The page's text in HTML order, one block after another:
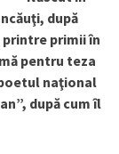
după
primii în
pentru teza
naţional
după cum îl